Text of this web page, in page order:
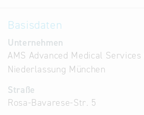
Basisdaten
Unternehmen
AMS Advanced Medical Services
Niederlassung München
Straße
Rosa-Bavarese-Str. 5